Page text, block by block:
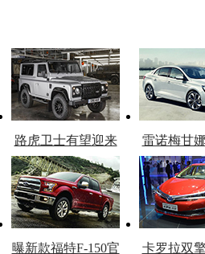
路虎卫士有望迎来
复产
雷诺梅甘
官
曝新款福特F-150官
卡罗拉双